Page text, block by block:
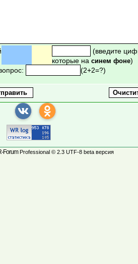
(введите
которые на синем фоне)
(2+2=?)
ForumProfessional © 2.3 UTF-8 beta версия